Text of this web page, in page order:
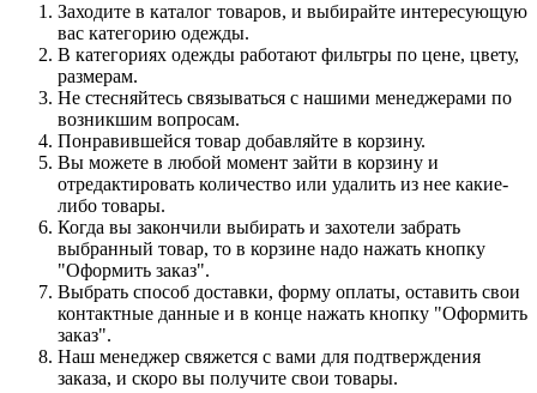
Заходите в каталог товаров, и выбирайте интересующую
вас категорию одежды.
В категориях одежды работают фильтры по цене, цвету,
размерам.
Не стесняйтесь связываться с нашими менеджерами по
возникшим вопросам.
Понравившейся товар добавляйте в корзину.
Вы можете в любой момент зайти в корзину и
отредактировать количество или удалить из нее какие-
либо товары.
Когда вы закончили выбирать и захотели забрать
выбранный товар, то в корзине надо нажать кнопку
"Оформить заказ".
Выбрать способ доставки, форму оплаты, оставить свои
контактные данные и в конце нажать кнопку "Оформить
заказ".
Наш менеджер свяжется с вами для подтверждения
заказа, и скоро вы получите свои товары.